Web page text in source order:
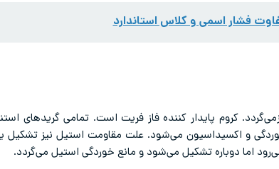
فشار اسمی و کلاس استاندارد
و اکسیداسیون می‌شود. علت مقاومت استیل نیز تشکیل
اما دوباره تشکیل می‌شود و مانع خوردگی استیل می‌گردد.